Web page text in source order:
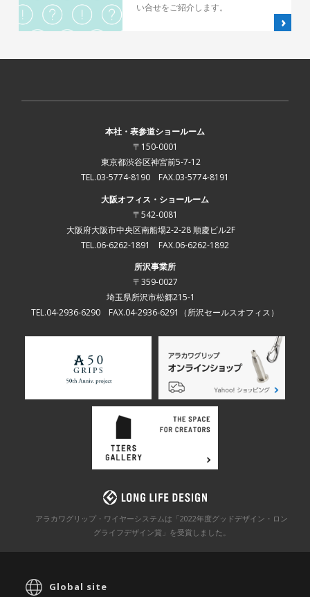
い合せをご紹介します。
本社・表参道ショールーム
〒150-0001
東京都渋谷区神宮前5-7-12
TEL.03-5774-8190 FAX.03-5774-8191
大阪オフィス・ショールーム
〒542-0081
大阪府大阪市中央区南船場2-2-28 順慶ビル2F
TEL.06-6262-1891 FAX.06-6262-1892
所沢事業所
〒359-0027
埼玉県所沢市松郷215-1
TEL.04-2936-6290 FAX.04-2936-6291 （所沢セールスオフィス）
アラカワグリップ・ワイヤーシステムは「2022年度グッドデザイン・ロン
グライフデザイン賞」を受賞しました。
Global site